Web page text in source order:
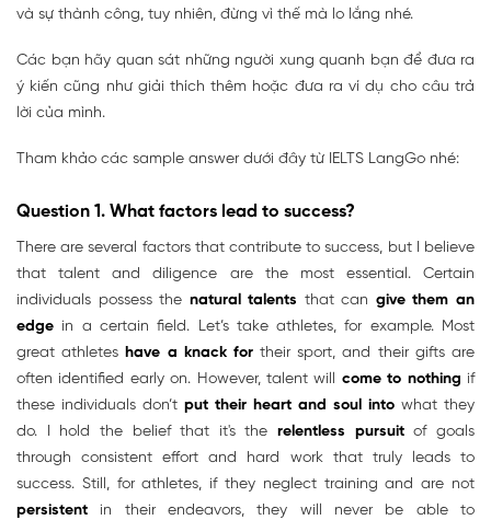
và sự thành công, tuy nhiên, đừng vì thế mà lo lắng nhé.
Các bạn hãy quan sát những người xung quanh bạn để đưa ra
ý kiến cũng như giải thích thêm hoặc đưa ra ví dụ cho câu trả
lời của mình.
Tham khảo các sample answer dưới đây từ IELTS LangGo nhé:
Question 1. What factors lead to success?
There are several factors that contribute to success, but I believe
that talent and diligence are the most essential. Certain
individuals possess the natural talents that can give them an
edgein a certain field. Let’s take athletes, for example. Most
great athletes have a knack fortheir sport, and their gifts are
often identified early on. However, talent will
come to nothing if
these individuals don’t put their heart and soul into what they
do. I hold the belief that it's therelentless pursuitof goals
through consistent effort and hard work that truly leads to
success. Still, for athletes, if they neglect training and are not
persistentin their endeavors, they will never be able to